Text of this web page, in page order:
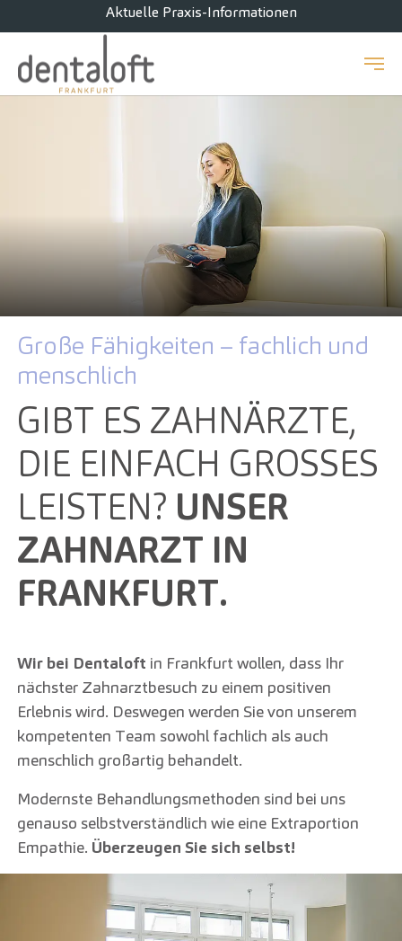
Zum Hauptinhalt springen
Aktuelle Praxis-Informationen
Große Fähigkeiten – fachlich und
menschlich
GIBT ES ZAHNÄRZTE,
DIE EINFACH GROSSES L
EISTEN? UNSER
ZAHNARZT IN
FRANKFURT.
Wir bei Dentaloft in Frankfurt wollen, dass Ihr
nächster Zahnarztbesuch zu einem positiven
Erlebnis wird. Deswegen werden Sie von unserem
kompetenten Team sowohl fachlich als auch
menschlich großartig behandelt.
Modernste Behandlungsmethoden sind bei uns
genauso selbstverständlich wie eine Extraportion
Empathie. Überzeugen Sie sich selbst!